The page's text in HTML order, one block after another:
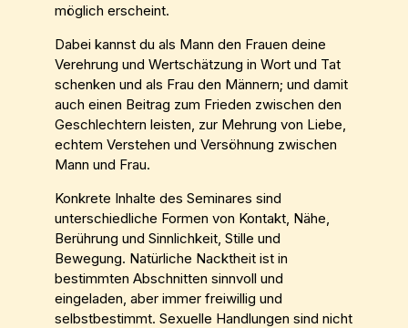
möglich erscheint.
Dabei kannst du als Mann den Frauen deine
Verehrung und Wertschätzung in Wort und Tat
schenken und als Frau den Männern; und damit
auch einen Beitrag zum Frieden zwischen den
Geschlechtern leisten, zur Mehrung von Liebe,
echtem Verstehen und Versöhnung zwischen
Mann und Frau.
Konkrete Inhalte des Seminares sind
unterschiedliche Formen von Kontakt, Nähe,
Berührung und Sinnlichkeit, Stille und
Bewegung. Natürliche Nacktheit ist in
bestimmten Abschnitten sinnvoll und
eingeladen, aber immer freiwillig und
selbstbestimmt. Sexuelle Handlungen sind nicht